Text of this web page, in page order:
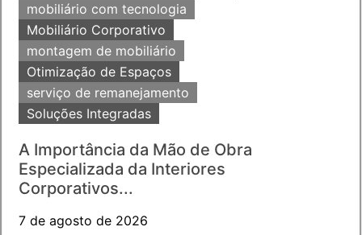
mobiliário com tecnologia
Mobiliário Corporativo
montagem de mobiliário
Otimização de Espaços
serviço de remanejamento
Soluções Integradas
A Importância da Mão de Obra
Especializada da Interiores
Corporativos...
7 de agosto de 2026